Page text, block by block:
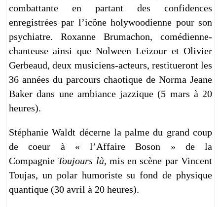
combattante en partant des confidences
enregistrées par l’icône holywoodienne pour son
psychiatre. Roxanne Brumachon, comédienne-
chanteuse ainsi que Nolween Leizour et Olivier
Gerbeaud, deux musiciens-acteurs, restitueront les
36 années du parcours chaotique de Norma Jeane
Baker dans une ambiance jazzique (5 mars à 20
heures).
Stéphanie Waldt décerne la palme du grand coup
de coeur à « l’Affaire Boson » de la
Compagnie Toujours là, mis en scène par Vincent
Toujas, un polar humoriste su fond de physique
quantique (30 avril à 20 heures).